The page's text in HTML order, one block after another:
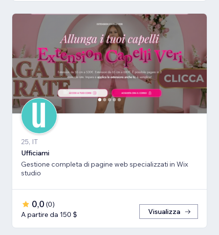
25, IT
Ufficiami
Gestione completa di pagine web specializzati in Wix
studio
0,0 (0)
A partire da 150 $
Visualizza